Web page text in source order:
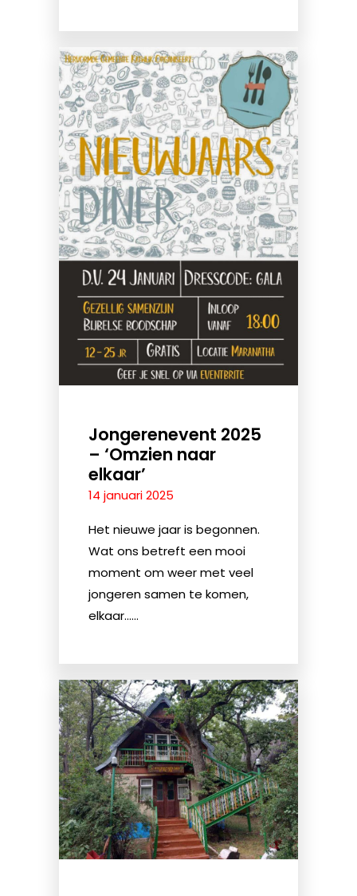
Jongerenevent 2025
– ‘Omzien naar
elkaar’
14 januari 2025
Het nieuwe jaar is begonnen.
Wat ons betreft een mooi
moment om weer met veel
jongeren samen te komen,
elkaar......